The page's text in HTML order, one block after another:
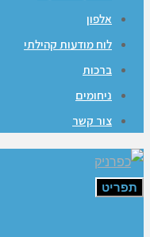
אלפון
לוח מודעות קהילתי
ברכות
ניחומים
צור קשר
תפריט